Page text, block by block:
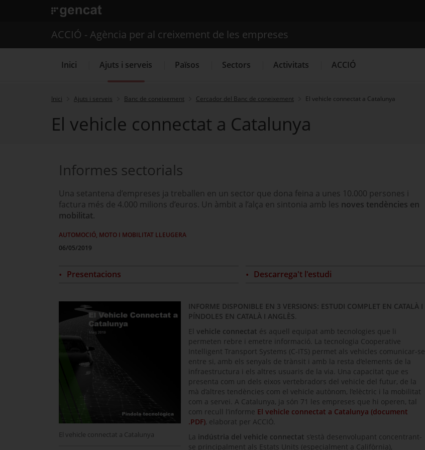
. Obre en una nova finestra.
Cercador
Serveis d'internacionalització Serveis d'innovació Convocatòries d'ajuts obertes
ACCIÓ - Agència per al creixement de les empreses
Inici Ajuts i serveis Països Sectors Activitats ACCIÓ
Inici Ajuts i serveis Banc de coneixement Cercador del Banc de coneixement El vehicle connectat a Catalunya
El vehicle connectat a Catalunya
Informes sectorials
Una setantena d’empreses ja treballen en un sector que dona feina a unes 10.000 persones i
factura més de 4.000 milions d’euros. Un àmbit a l’alça en sintonia amb les noves tendències en
mobilitat.
AUTOMOCIÓ, MOTO I MOBILITAT LLEUGERA
06/05/2019
Presentacions Descarrega't l'estudi
El vehicle connectat a Catalunya
INFORME DISPONIBLE EN 3 VERSIONS: ESTUDI COMPLET EN CATALÀ I
PÍNDOLES EN CATALÀ I ANGLÈS
Elvehicle connectat és aquell equipat amb tecnologies que li
permeten rebre i emetre informació. La tecnologia Cooperative
Intelligent Transport Systems (C-ITS) permet als vehicles comunicar-se
entre si, amb els senyals de trànsit i amb la resta d’elements de la
infraestructura i els altres usuaris de la via. Una capacitat que es
presenta com un dels eixos vertebradors del vehicle del futur, de la
mà d’altres tendències com el vehicle autònom, l’elèctric i la mobilitat
com a servei. A Catalunya, ja són 71 les empreses que hi operen, tal
com recull l’informe El vehicle connectat a Catalunya (document
.PDF), elaborat per ACCIÓ.
La indústria del vehicle connectat s’està desenvolupant concentrant-
se principalment als Estats Units (especialment a Califòrnia),